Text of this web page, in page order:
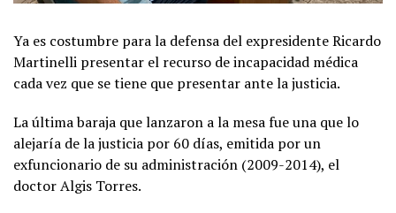
Ya es costumbre para la defensa del expresidente Ricardo
Martinelli presentar el recurso de incapacidad médica
cada vez que se tiene que presentar ante la justicia.
La última baraja que lanzaron a la mesa fue una que lo
alejaría de la justicia por 60 días, emitida por un
exfuncionario de su administración (2009-2014), el
doctor Algis Torres.